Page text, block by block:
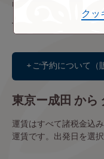
ご予約について（
東京ー成田 から
運賃はすべて諸税金込
運賃です。出発日を選
クッ